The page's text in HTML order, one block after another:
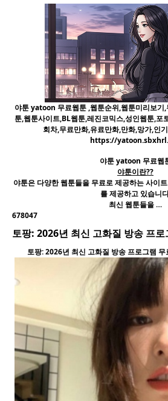
야툰 yatoon 무료웹툰 ,웹툰순위,웹툰미리보기
툰,웹툰사이트,BL웹툰,레진코믹스,성인웹툰,포
회차,무료만화,유료만화,만화,망가,인
https://
야툰 yatoon 무료웹
야툰이란??
야툰은 다양한 웹툰들을 무료로 제공하는 사이
를 제공하고 있습니
최신 웹툰들을 …
678047
토팡: 2026년 최신 고화질 방송 프
토팡: 2026년 최신 고화질 방송 프로그램